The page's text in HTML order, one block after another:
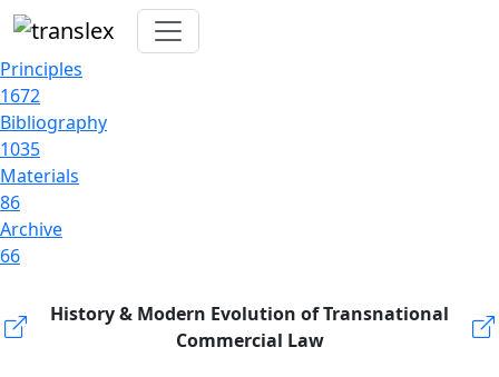
Principles
1672
Bibliography
1035
Materials
86
Archive
66
History & Modern Evolution of Transnational
Commercial Law